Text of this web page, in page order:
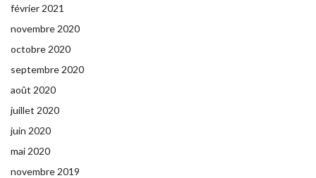
février 2021
novembre 2020
octobre 2020
septembre 2020
août 2020
juillet 2020
juin 2020
mai 2020
novembre 2019